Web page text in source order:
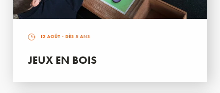
12 AOÛT - DÈS 5 ANS
JEUX EN BOIS